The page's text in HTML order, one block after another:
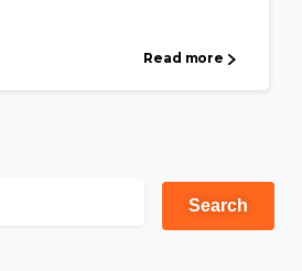
Read more